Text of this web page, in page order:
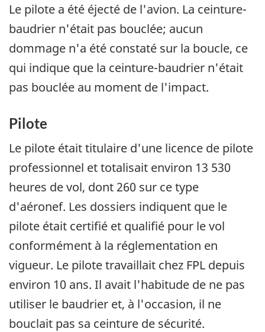
Le pilote a été éjecté de l'avion. La ceinture-
baudrier n'était pas bouclée; aucun
dommage n'a été constaté sur la boucle, ce
qui indique que la ceinture-baudrier n'était
pas bouclée au moment de l'impact.
Pilote
Le pilote était titulaire d'une licence de pilote
professionnel et totalisait environ 13 530
heures de vol, dont 260 sur ce type
d'aéronef. Les dossiers indiquent que le
pilote était certifié et qualifié pour le vol
conformément à la réglementation en
vigueur. Le pilote travaillait chez FPL depuis
environ 10 ans. Il avait l'habitude de ne pas
utiliser le baudrier et, à l'occasion, il ne
bouclait pas sa ceinture de sécurité.